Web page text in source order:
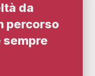
da
percorso